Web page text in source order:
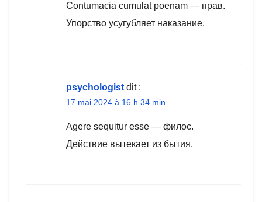
Contumacia cumulat poenam — прав.
Упорство усугубляет наказание.
psychologist dit :
17 mai 2024 à 16 h 34 min
Agere sequitur esse — филос.
Действие вытекает из бытия.